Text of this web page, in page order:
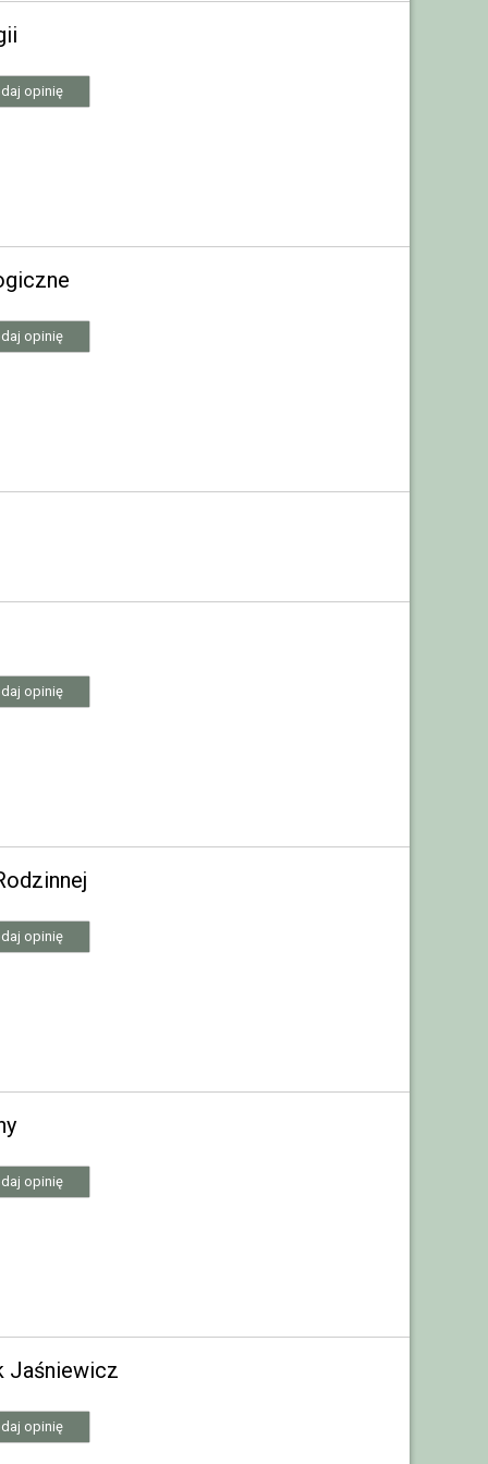
opinię
opinię
opinię
opinię
opinię
Jaśniewicz
opinię